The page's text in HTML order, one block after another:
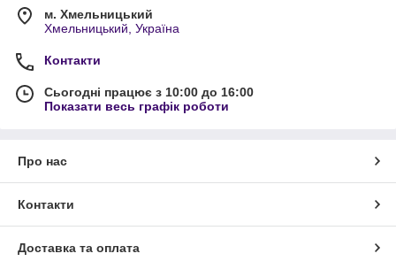
м. Хмельницький
Хмельницький, Україна
Контакти
Сьогодні працює з 10:00 до 16:00
Показати весь графік роботи
Про нас
Контакти
Доставка та оплата